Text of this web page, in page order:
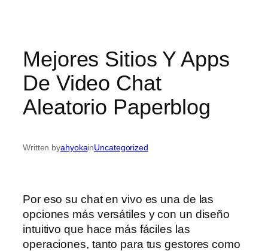
Mejores Sitios Y Apps
De Video Chat
Aleatorio Paperblog
Written byahyokainUncategorized
Por eso su chat en vivo es una de las
opciones más versátiles y con un diseño
intuitivo que hace más fáciles las
operaciones, tanto para tus gestores como